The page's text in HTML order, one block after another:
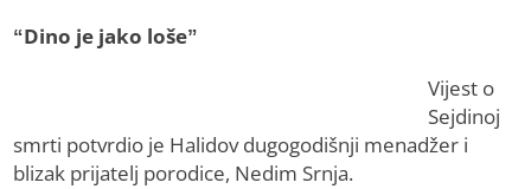
“Dino je jako loše”
Vijest o
Sejdinoj
smrti potvrdio je Halidov dugogodišnji menadžer i
blizak prijatelj porodice, Nedim Srnja.